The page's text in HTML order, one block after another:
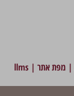
| מפת אתר |
llms